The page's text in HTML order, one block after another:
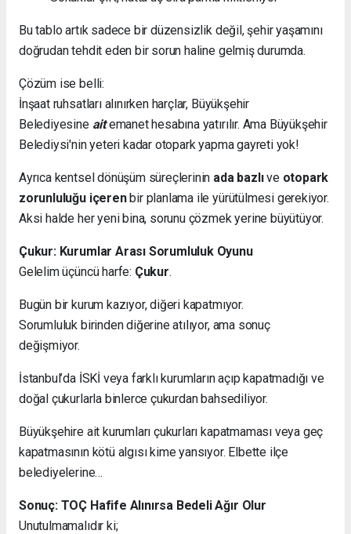
Bu tablo artık sadece bir düzensizlik değil, şehir yaşamını
doğrudan tehdit eden bir sorun haline gelmiş durumda.
Çözüm ise belli:
İnşaat ruhsatları alınırken harçlar, Büyükşehir
Belediyesine aitemanet hesabına yatırılır. Ama Büyükşehir
Belediysi'nin yeteri kadar otopark yapma gayreti yok!
Ayrıca kentsel dönüşüm süreçlerinin ada bazlıve otopark
zorunluluğu içerenbir planlama ile yürütülmesi gerekiyor.
Aksi halde her yeni bina, sorunu çözmek yerine büyütüyor.
Çukur: Kurumlar Arası Sorumluluk Oyunu
Gelelim üçüncü harfe: Çukur.
Bugün bir kurum kazıyor, diğeri kapatmıyor.
Sorumluluk birinden diğerine atılıyor, ama sonuç
değişmiyor.
İstanbul’da İSKİ veya farklı kurumların açıp kapatmadığı ve
doğal çukurlarla binlerce çukurdan bahsediliyor.
Büyükşehire ait kurumları çukurları kapatmaması veya geç
kapatmasının kötü algısı kime yansıyor. Elbette ilçe
belediyelerine…
Sonuç: TOÇ Hafife Alınırsa Bedeli Ağır Olur
Unutulmamalıdır ki;